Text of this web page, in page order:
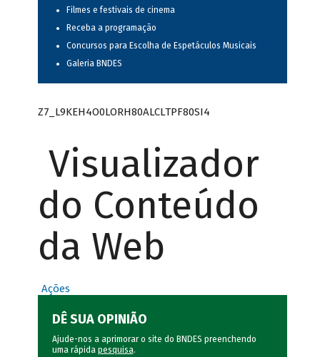
Filmes e festivais de cinema
Receba a programação
Concursos para Escolha de Espetáculos Musicais
Galeria BNDES
Z7_L9KEH4O0LORH80ALCLTPF80SI4
Visualizador
do Conteúdo
da Web
Ações
DÊ SUA OPINIÃO
Ajude-nos a aprimorar o site do BNDES preenchendo
uma rápida pesquisa.